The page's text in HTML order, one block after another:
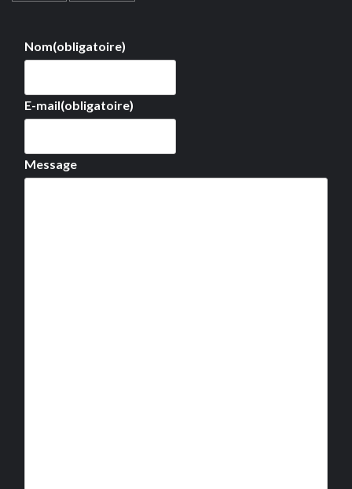
Nom(obligatoire)
E-mail(obligatoire)
Message